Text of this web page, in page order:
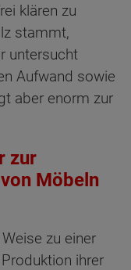
klären zu
stammt,
untersucht
Aufwand sowie
aber enorm zur
zur
Möbeln
zu einer
ihrer